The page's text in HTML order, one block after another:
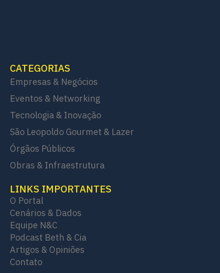
CATEGORIAS
Empresas & Negócios
Eventos & Networking
Tecnologia & Inovação
São Leopoldo Gourmet & Lazer
Órgãos Públicos
Obras & Infraestrutura
LINKS IMPORTANTES
O Portal
Cenários & Dados
Equipe N&C
Podcast Beth & Cia
Artigos & Opiniões
Contato